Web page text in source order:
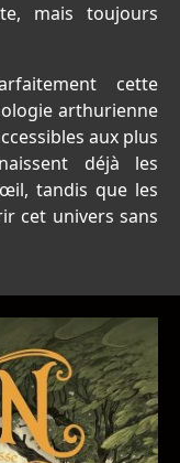
mais toujours
cette
arthurienne
aux plus
déjà les
tandis que les
cet univers sans